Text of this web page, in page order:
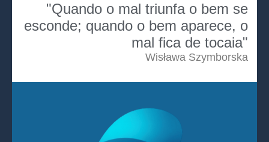
"Quando o mal triunfa o bem se
esconde; quando o bem aparece, o
mal fica de tocaia"
Wisława Szymborska